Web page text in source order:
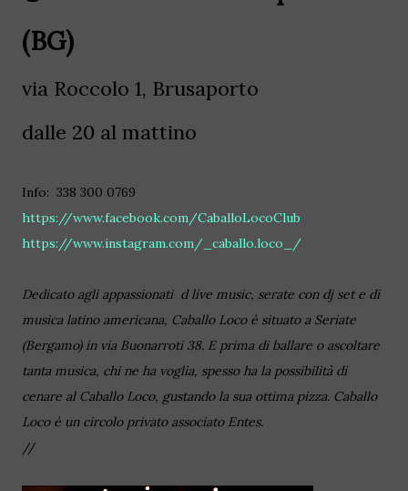
(BG)
via Roccolo 1, Brusaporto
dalle 20 al mattino
Info: 338 300 0769
https://www.facebook.com/CaballoLocoClub
https://www.instagram.com/_caballo.loco_/
Dedicato agli appassionati d live music, serate con dj set e di
musica latino americana, Caballo Loco è situato a Seriate
(Bergamo) in via Buonarroti 38. E prima di ballare o ascoltare
tanta musica, chi ne ha voglia, spesso ha la possibilità di
cenare al Caballo Loco, gustando la sua ottima pizza. Caballo
Loco è un circolo privato associato Entes.
//